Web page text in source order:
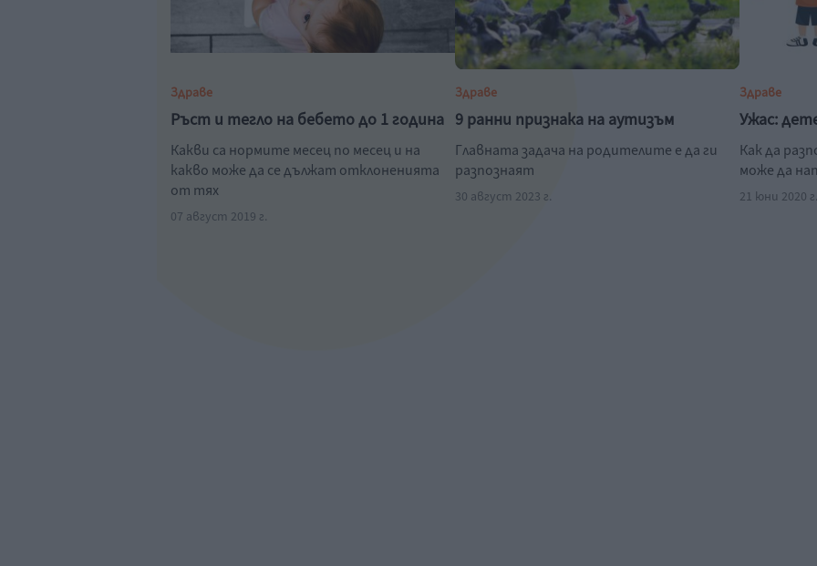
Здраве
Ръст и тегло на бебето до 1 година
Какви са нормите месец по месец и на
какво може да се дължат отклоненията
от тях
07 август 2019 г.
Здраве
9 ранни признака на аутизъм
Главната задача на родителите е да ги
разпознаят
30 август 2023 г.
Здраве
Ужас:
Как да
може да
21 юни 2020 г.